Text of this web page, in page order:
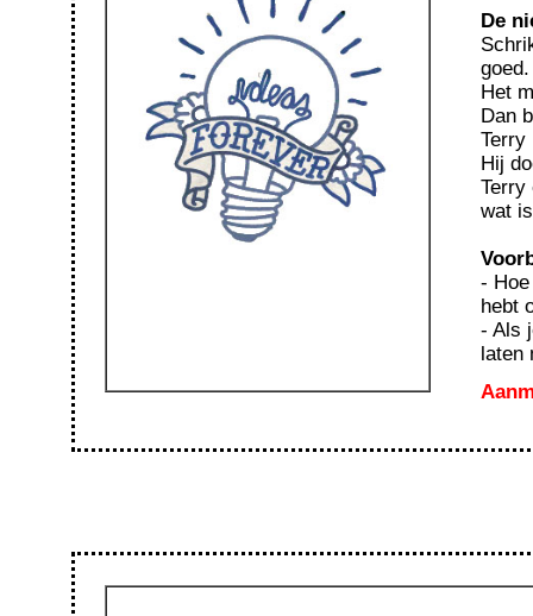
De
goed.
Het
Dan
Terry
Hij
Terry
wat
-
hebt
- Als
laten